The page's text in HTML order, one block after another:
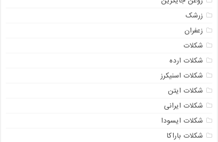
زرشک
زعفران
شکلات
شکلات ارده
شکلات اسنیکرز
شکلات ایتن
شکلات ایرانی
شکلات ایسودا
شکلات باراکا